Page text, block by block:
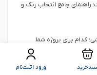
ورود | ثبت‌نام
جامع انتخاب رنگ و
کدام برای پروژه شما